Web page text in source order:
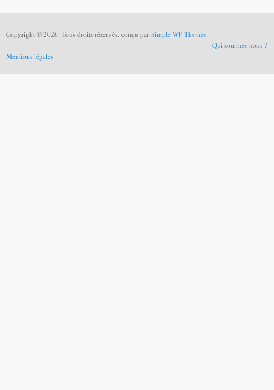
Copyright © 2026. Tous droits réservés. conçu par Simple WP Themes
Qui sommes nous ?
Mentions légales